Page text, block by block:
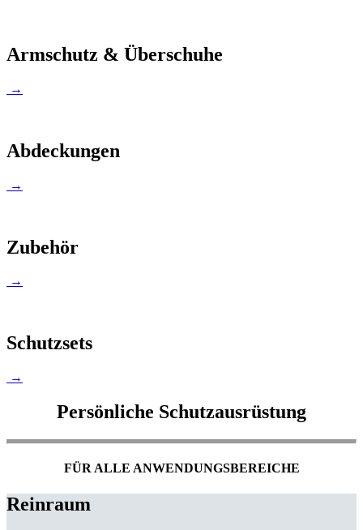
Armschutz & Überschuhe
→
Abdeckungen
→
Zubehör
→
Schutzsets
→
Persönliche Schutzausrüstung
FÜR ALLE ANWENDUNGSBEREICHE
Reinraum